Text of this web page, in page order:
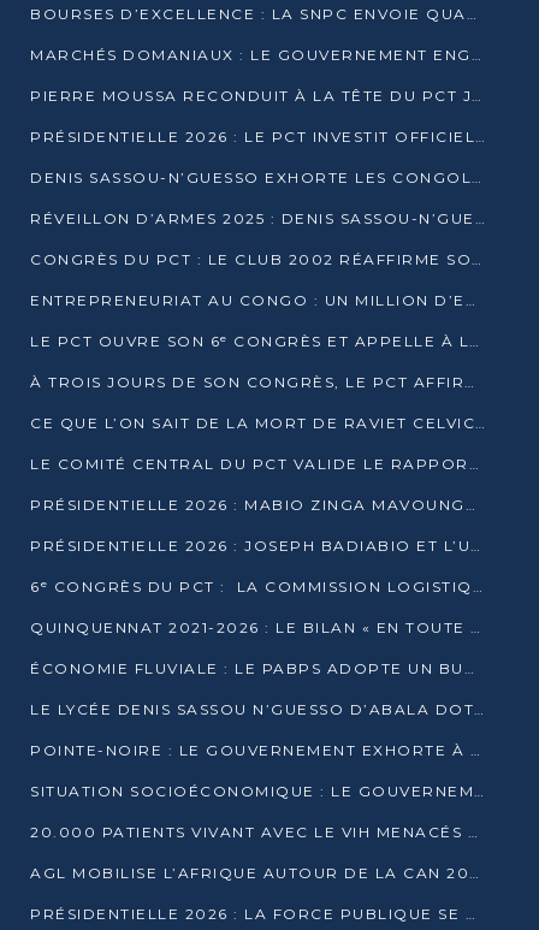
BOURSES D’EXCELLENCE : LA SNPC ENVOIE QUATRE NOUVEAUX TALENTS CONGOLAIS SE FORMER À BAKOU
MARCHÉS DOMANIAUX : LE GOUVERNEMENT ENGAGE LA STRUCTURATION DES TAXES D’ASSAINISSEMENT
PIERRE MOUSSA RECONDUIT À LA TÊTE DU PCT JUSQU’EN 2031
PRÉSIDENTIELLE 2026 : LE PCT INVESTIT OFFICIELLEMENT DENIS SASSOU NGUESSO
DENIS SASSOU-N’GUESSO EXHORTE LES CONGOLAIS À L’UNITÉ ET AU FAIR-PLAY DÉMOCRATIQUE EN 2026
RÉVEILLON D’ARMES 2025 : DENIS SASSOU-N’GUESSO GARANTIT DES ÉLECTIONS 2026 PAISIBLES ET SÉCURISÉES
CONGRÈS DU PCT : LE CLUB 2002 RÉAFFIRME SON SOUTIEN À DENIS SASSOU-N’GUESSO POUR 2026
ENTREPRENEURIAT AU CONGO : UN MILLION D’EUROS POUR FINANCER LES STARTUPS DÈS 2026
LE PCT OUVRE SON 6ᵉ CONGRÈS ET APPELLE À LA CANDIDATURE DE DENIS SASSOU NGUESSO
À TROIS JOURS DE SON CONGRÈS, LE PCT AFFIRME AVOIR ATTEINT TOUS SES OBJECTIFS
CE QUE L’ON SAIT DE LA MORT DE RAVIET CELVIC N’TSIANTSIE
LE COMITÉ CENTRAL DU PCT VALIDE LE RAPPORT DU CONGRÈS ET SOUTIENT DENIS SASSOU N’GUESSO
PRÉSIDENTIELLE 2026 : MABIO ZINGA MAVOUNGOU DÉCLARE SA CANDIDATURE ET CHARGE LE BILAN DU PCT
PRÉSIDENTIELLE 2026 : JOSEPH BADIABIO ET L’UDH-YUKI JOUENT LA PRUDENCE
6ᵉ CONGRÈS DU PCT : LA COMMISSION LOGISTIQUE ASSURE LA DISTRIBUTION DES KITS
QUINQUENNAT 2021-2026 : LE BILAN « EN TOUTE TRANSPARENCE » PRÉSENTÉ À LA PRESSE
ÉCONOMIE FLUVIALE : LE PABPS ADOPTE UN BUDGET 2026 DE PLUS DE 2,7 MILLIARDS FCFA
LE LYCÉE DENIS SASSOU N’GUESSO D’ABALA DOTÉ D’UNE SALLE MULTIMÉDIA
POINTE-NOIRE : LE GOUVERNEMENT EXHORTE À UN USAGE RESPONSABLE DU NOUVEAU MATÉRIEL MUNICIPAL
SITUATION SOCIOÉCONOMIQUE : LE GOUVERNEMENT INTERPELLÉ DEVANT LE SÉNAT
20.000 PATIENTS VIVANT AVEC LE VIH MENACÉS D’ARRÊT DE TRAITEMENT
AGL MOBILISE L’AFRIQUE AUTOUR DE LA CAN 2025
PRÉSIDENTIELLE 2026 : LA FORCE PUBLIQUE SE PRÉPARE À SÉCURISER LE SCRUTIN